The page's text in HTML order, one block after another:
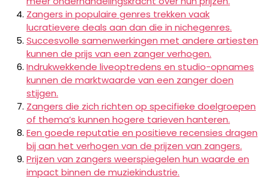
Zangers in populaire genres trekken vaak
lucratievere deals aan dan die in nichegenres.
Succesvolle samenwerkingen met andere artiesten
kunnen de prijs van een zanger verhogen.
Indrukwekkende liveoptredens en studio-opnames
kunnen de marktwaarde van een zanger doen
stijgen.
Zangers die zich richten op specifieke doelgroepen
of thema’s kunnen hogere tarieven hanteren.
Een goede reputatie en positieve recensies dragen
bij aan het verhogen van de prijzen van zangers.
Prijzen van zangers weerspiegelen hun waarde en
impact binnen de muziekindustrie.